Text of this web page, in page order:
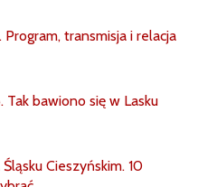
transmisja i relacja
Tak bawiono się w Lasku
Cieszyńskim. 10